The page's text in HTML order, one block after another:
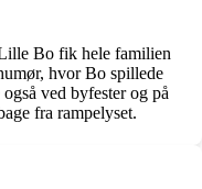
Bo fik hele familien
hvor Bo spillede
ved byfester og på
fra rampelyset.